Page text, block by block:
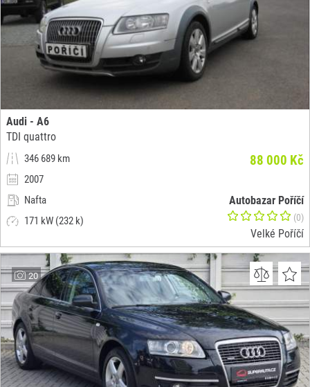
Audi - A6
TDI quattro
346 689 km
2007
Nafta
171 kW (232 k)
88 000 Kč
Autobazar Poříčí
(0)
Velké Poříčí
20